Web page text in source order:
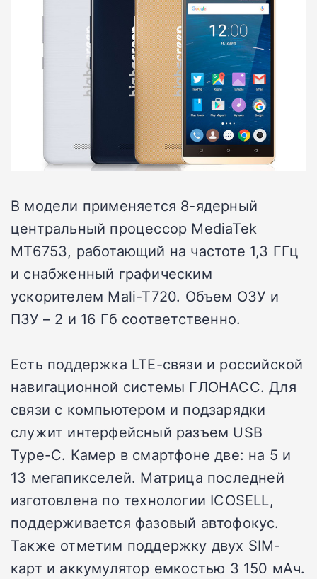
В модели применяется 8-ядерный
центральный процессор MediaTek
MT6753, работающий на частоте 1,3 ГГц
и снабженный графическим
ускорителем Mali-T720. Объем ОЗУ и
ПЗУ – 2 и 16 Гб соответственно.
Есть поддержка LTE-связи и российской
навигационной системы ГЛОНАСС. Для
связи с компьютером и подзарядки
служит интерфейсный разъем USB
Type-C. Камер в смартфоне две: на 5 и
13 мегапикселей. Матрица последней
изготовлена по технологии ICOSELL,
поддерживается фазовый автофокус.
Также отметим поддержку двух SIM-
карт и аккумулятор емкостью 3 150 мАч.